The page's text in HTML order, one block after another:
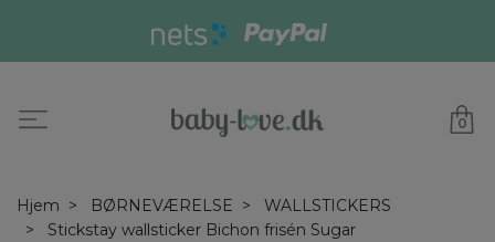
0
Hjem BØRNEVÆRELSE
WALLSTICKERS
Stickstay wallsticker Bichon frisén Sugar